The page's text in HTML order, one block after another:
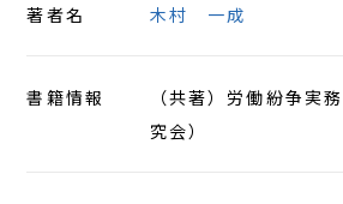
著者名 木村 一成
書籍情報
（共著）労働紛争実
究会）